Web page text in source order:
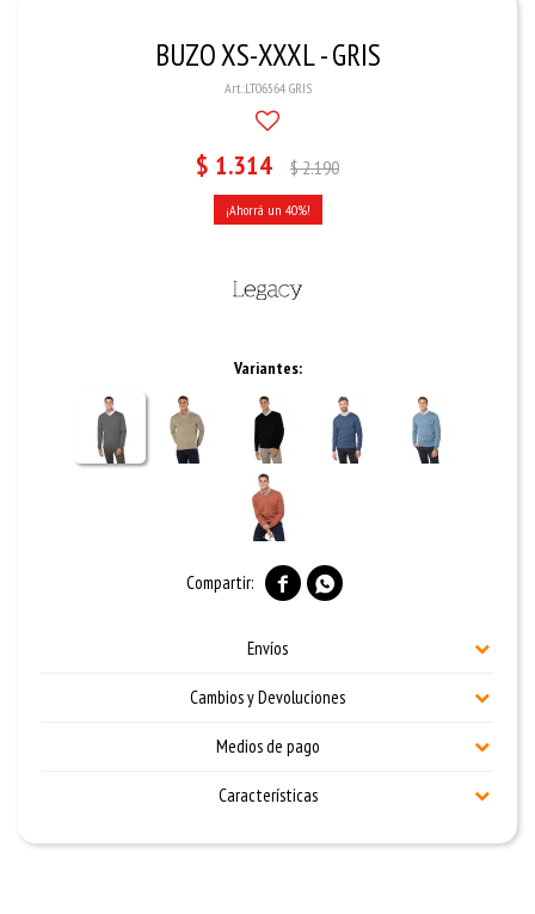
BUZO XS-XXXL - GRIS
LT06564 GRIS
$ 1.314 $2.190
40
Variantes:
 
Envíos
Cambios y Devoluciones
Medios de pago
Características